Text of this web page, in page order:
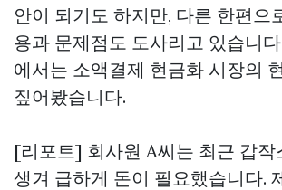
안이 되기도 하지만, 다른 한편으
용과 문제점도 도사리고 있습니
에서는 소액결제 현금화 시장의
짚어봤습니다.
[리포트] 회사원 A씨는 최근 갑작
생겨 급하게 돈이 필요했습니다.